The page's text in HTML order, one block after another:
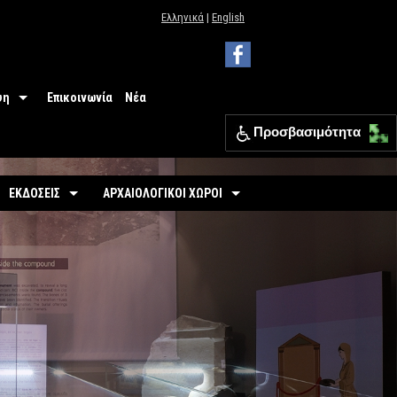
Ελληνικά | English
Θεσπρωτίας
Επικοινωνία Νέα
ΕΚΔΟΣΕΙΣ
-Εκθέσεις
-Αρχαιολογικοί Χώροι
Εκπαιδευτικά Έντυπα
Φυλλάδια
ΑΡΧΑΙΟΛΟΓΙΚΟΙ ΧΩΡΟΙ
Οργανωμένοι
Αρχαιολογικός Χώρος Ελέας
Αρχαιολογικός Χώρος Ντόλιανης
Προσβασιμότητα